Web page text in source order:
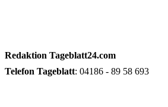
Redaktion Tageblatt24.com
Telefon Tageblatt: 04186 - 89 58 693